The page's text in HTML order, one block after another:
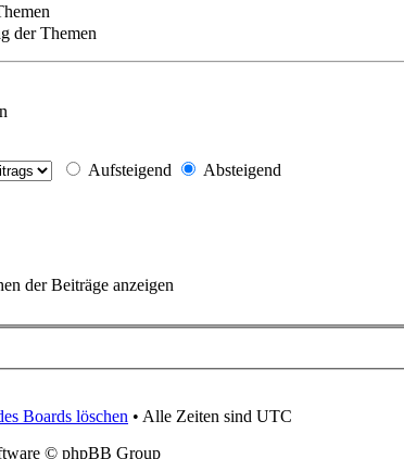
der Themen
Aufsteigend
Absteigend
der Beiträge anzeigen
Boards löschen • Alle Zeiten sind UTC
© phpBB Group